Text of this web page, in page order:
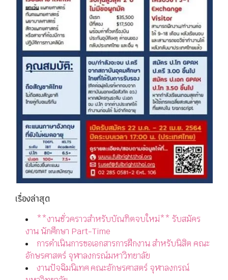
เรื่องล่าสุด
**งานชั่วคราวสำหรับบัณฑิตจบใหม่** รับสมัคร
งาน นักศึกษา Part-Time
การดำเนินการขอเอกสารการฝึกงาน สำหรับนิสิต คณะ
อักษรศาสตร์ จุฬาลงกรณ์มหาวิทยาลัย
งานปัจฉิมนิเทศ คณะอักษรศาสตร์ จุฬาลงกรณ์